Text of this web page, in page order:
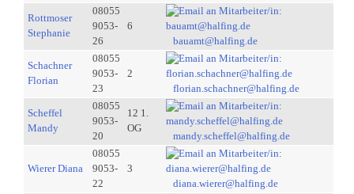
Rottmoser
Stephanie
08055
9053-
26
6
bauamt@halfing.de
Schachner
Florian
08055
9053-
23
2
florian.schachner@halfing.de
Scheffel
Mandy
08055
9053-
20
12 1.
OG
mandy.scheffel@halfing.de
Wierer Diana
08055
9053-
22
3
diana.wierer@halfing.de